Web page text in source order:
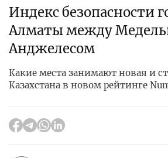
Индекс безопасности
Алматы между
Анджелесом
Какие места занимают новая и
Казахстана в новом рейтинге